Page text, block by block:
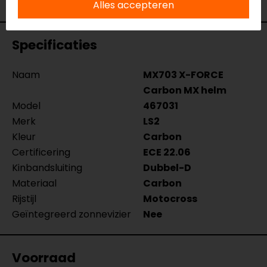
Specificaties
Naam
MX703 X-FORCE
Carbon MX helm
Model
467031
Merk
LS2
Kleur
Carbon
Certificering
ECE 22.06
Kinbandsluiting
Dubbel-D
Materiaal
Carbon
Rijstijl
Motocross
Geïntegreerd zonnevizier
Nee
Voorraad
Alles accepteren